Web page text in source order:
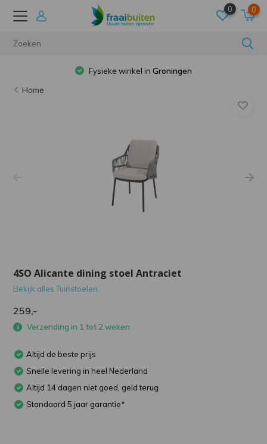
0 0
Fysieke winkel inGroningen
Home
4SO Alicante dining stoel Antraciet
Bekijk alles Tuinstoelen
259,-
Verzending in 1 tot 2 weken
Altijd de beste prijs
Snelle levering in heel Nederland
Altijd 14 dagen niet goed, geld terug
Standaard 5 jaar garantie*